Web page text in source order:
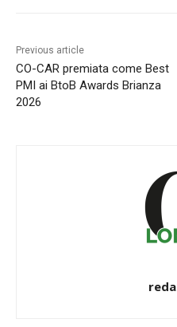
Previous article
CO-CAR premiata come Best
PMI ai BtoB Awards Brianza
2026